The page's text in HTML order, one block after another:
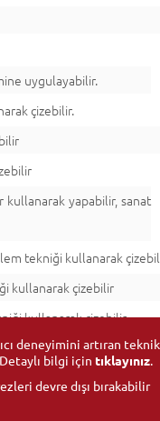
uygulayabilir.
çizebilir.
yapabilir, sanat
tekniği kullanarak
kullanarak çizebilir
kullanarak çizebilir
deneyimini artıran teknik
bilgi için tıklayınız.
devre dışı bırakabilir